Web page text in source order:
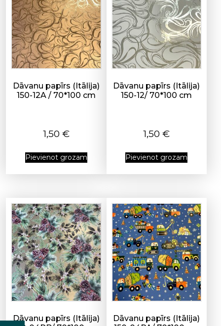
Dāvanu papīrs (Itālija)
150-12A / 70*100 cm
1,50 €
Pievienot grozam
Dāvanu papīrs (Itālija)
150-12/ 70*100 cm
1,50€
Pievienot grozam
Dāvanu papīrs (Itālija)
Dāvanu papīrs (Itālija)